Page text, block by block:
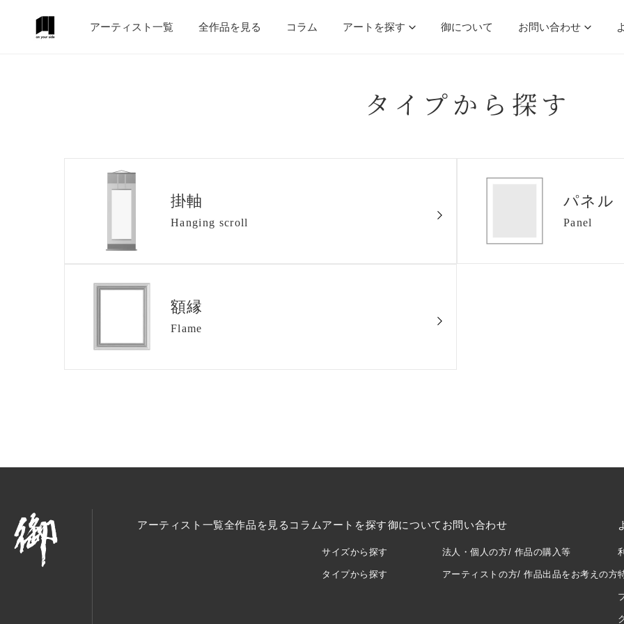
ンツにスキップ
アーティスト一覧 全作品を見る コラム アートを探す 御について お問い合わせ
タイプから探す
掛軸
Hanging scroll
パネル
Panel
額縁
Flame
アーティスト一覧全作品を見る コラムアートを探す
サイズから探す
タイプから探す
御について お問い合わせ
法人・個人の方/ 作品の購入等
アーティストの方/ 作品出品をお考えの方